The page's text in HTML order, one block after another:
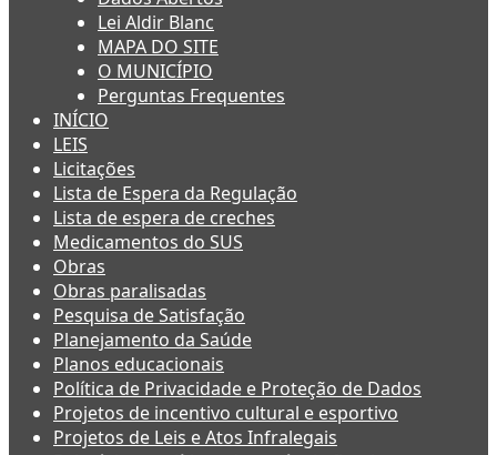
Lei Aldir Blanc
MAPA DO SITE
O MUNICÍPIO
Perguntas Frequentes
INÍCIO
LEIS
Licitações
Lista de Espera da Regulação
Lista de espera de creches
Medicamentos do SUS
Obras
Obras paralisadas
Pesquisa de Satisfação
Planejamento da Saúde
Planos educacionais
Política de Privacidade e Proteção de Dados
Projetos de incentivo cultural e esportivo
Projetos de Leis e Atos Infralegais